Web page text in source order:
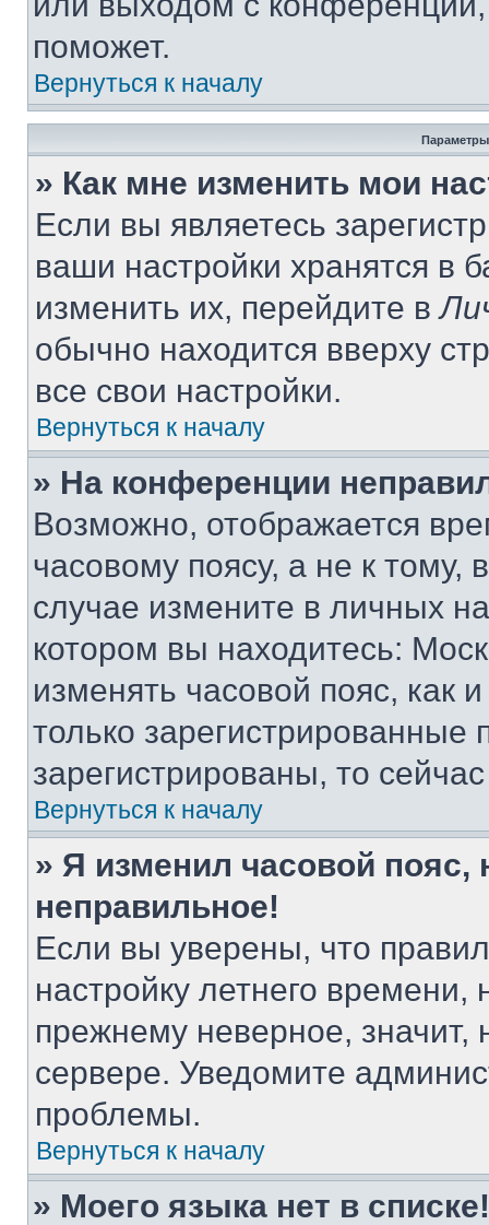
поможет.
Вернуться к началу
Параметры
» Как мне изменить мои
Если вы являетесь
ваши настройки хранятся в
изменить их, перейдите в
обычно находится вверху
все свои настройки.
Вернуться к началу
» На конференции
Возможно, отображается
часовому поясу, а не к тому,
случае измените в личных
котором вы находитесь:
изменять часовой пояс, как
только
зарегистрированы, то
Вернуться к началу
» Я изменил часовой пояс,
неправильное!
Если вы уверены, что
настройку летнего
прежнему неверное, значит,
сервере. Уведомите
проблемы.
Вернуться к началу
» Моего языка нет в списке!